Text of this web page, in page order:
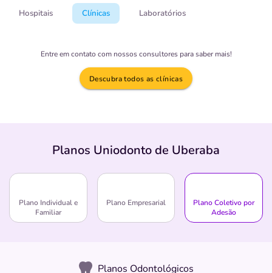
Hospitais Clínicas Laboratórios
Entre em contato com nossos consultores para saber mais!
Descubra todos as clínicas
Planos Uniodonto de Uberaba
Plano Individual e
Familiar
Plano Empresarial
Plano Coletivo por
Adesão
Planos Odontológicos